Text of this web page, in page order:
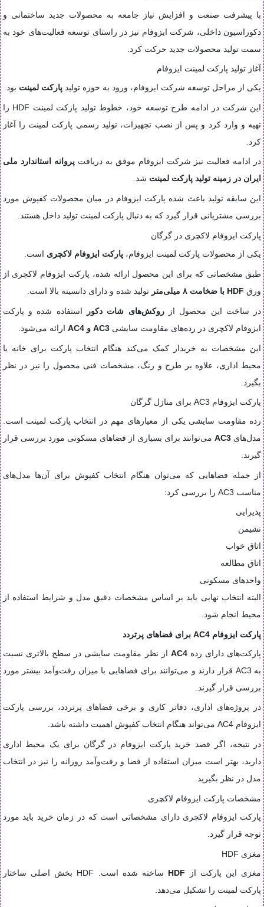
با پیشرفت صنعت و افزایش نیاز جامعه به محصولات جدید ساختمانی و
دکوراسیون داخلی، شرکت ایزوفام نیز در راستای توسعه فعالیت‌های خود به
سمت تولید محصولات جدید حرکت کرد.
آغاز تولید پارکت لمینت ایزوفام
یکی از مراحل توسعه شرکت ایزوفام، ورود به حوزه تولید پارکت لمینت بود.
این شرکت در ادامه طرح توسعه خود، خطوط تولید پارکت لمینت HDF را
تهیه و وارد کرد و پس از نصب تجهیزات، تولید رسمی پارکت لمینت را آغاز
کرد.
در ادامه فعالیت نیز شرکت ایزوفام موفق به دریافتپروانه استاندارد ملی
ایران در زمینه تولید پارکت لمینت شد.
این سابقه تولید باعث شده پارکت ایزوفام در میان محصولات کفپوش مورد
بررسی مشتریانی قرار گیرد که به دنبال پارکت لمینت تولید داخل هستند.
پارکت ایزوفام لاکچری در گرگان
یکی از محصولات پارکت لمینت ایزوفام، پارکت ایزوفام لاکچری است.
طبق مشخصاتی که برای این محصول ارائه شده، پارکت ایزوفام لاکچری از
ورق HDF با ضخامت ۸ میلی‌متر تولید شده و دارای دانسیته بالا است.
در ساخت این محصول ازروکش‌های شات دکور
استفاده شده و پارکت
ایزوفام لاکچری در رده‌های مقاومت سایشی AC3 و AC4 ارائه می‌شود.
این مشخصات به خریدار کمک می‌کند هنگام انتخاب پارکت برای خانه یا
محیط اداری، علاوه بر طرح و رنگ، مشخصات فنی محصول را نیز در نظر
بگیرد.
پارکت ایزوفام AC3 برای منازل گرگان
رده مقاومت سایشی یکی از معیارهای مهم در انتخاب پارکت لمینت است.
مدل‌های AC3می‌توانند برای بسیاری از فضاهای مسکونی مورد بررسی قرار
گیرند.
از جمله فضاهایی که می‌توان هنگام انتخاب کفپوش برای آن‌ها مدل‌های
مناسب AC3 را بررسی کرد:
پذیرایی
نشیمن
اتاق خواب
اتاق مطالعه
واحدهای مسکونی
البته انتخاب نهایی باید بر اساس مشخصات دقیق مدل و شرایط استفاده از
محیط انجام شود.
پارکت ایزوفام AC4 برای فضاهای پرتردد
پارکت‌های دارای ردهAC4 از نظر مقاومت سایشی در سطح بالاتری نسبت
به AC3 قرار دارند و می‌توانند برای فضاهایی با میزان رفت‌وآمد بیشتر مورد
بررسی قرار گیرند.
در پروژه‌های اداری، دفاتر کاری و برخی فضاهای پرتردد، بررسی پارکت
ایزوفام AC4 می‌تواند هنگام انتخاب کفپوش اهمیت داشته باشد.
در نتیجه، اگر قصد خرید پارکت ایزوفام در گرگان برای یک محیط اداری
دارید، بهتر است میزان استفاده از فضا و رفت‌وآمد روزانه را نیز در انتخاب
مدل در نظر بگیرید.
مشخصات پارکت ایزوفام لاکچری
پارکت ایزوفام لاکچری دارای مشخصاتی است که در زمان خرید باید مورد
توجه قرار گیرد.
مغزی HDF
مغزی این پارکت از HDF
ساخته شده است. HDF بخش اصلی ساختار
پارکت لمینت را تشکیل می‌دهد.